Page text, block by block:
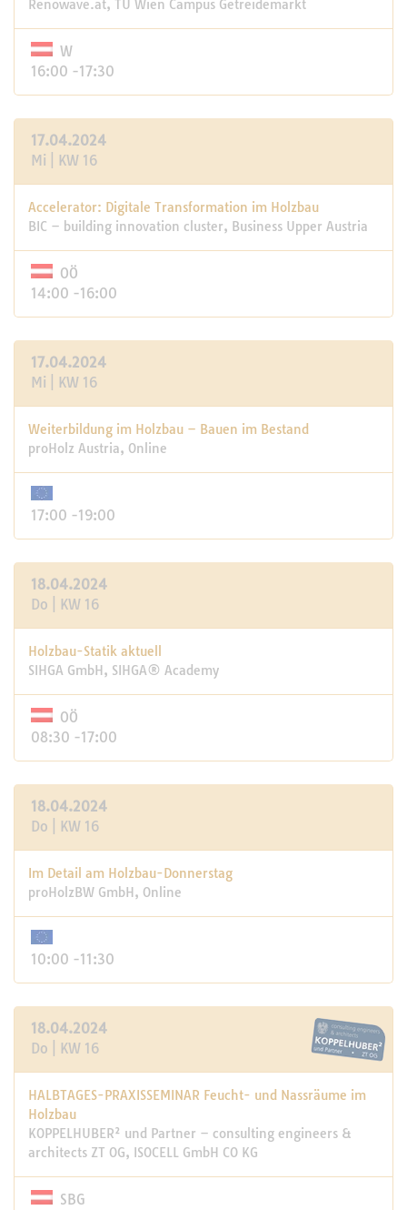
Renowave.at, TU Wien Campus Getreidemarkt
W
16:00 -17:30
17.04.2024
Mi | KW 16
Accelerator: Digitale Transformation im Holzbau
BIC – building innovation cluster, Business Upper Austria
OÖ
14:00 -16:00
17.04.2024
Mi | KW 16
Weiterbildung im Holzbau – Bauen im Bestand
proHolz Austria, Online
17:00 -19:00
18.04.2024
Do | KW 16
Holzbau-Statik aktuell
SIHGA GmbH, SIHGA® Academy
OÖ
08:30 -17:00
18.04.2024
Do | KW 16
Im Detail am Holzbau-Donnerstag
proHolzBW GmbH, Online
10:00 -11:30
18.04.2024
Do | KW 16
HALBTAGES-PRAXISSEMINAR Feucht- und Nassräume im
Holzbau
KOPPELHUBER² und Partner – consulting engineers &
architects ZT OG, ISOCELL GmbH CO KG
SBG